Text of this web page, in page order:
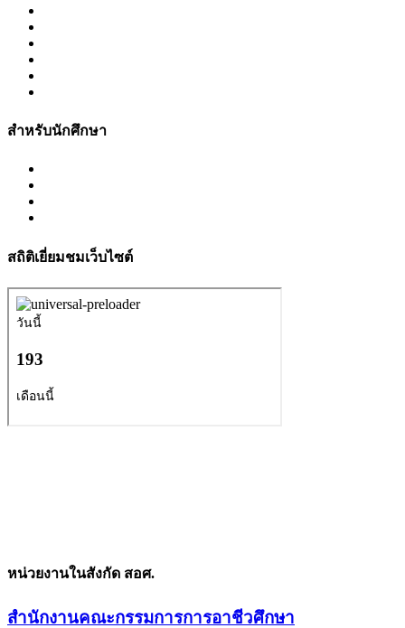
สำหรับนักศึกษา
สถิติเยี่ยมชมเว็บไซต์
หน่วยงานในสังกัด สอศ.
สำนักงานคณะกรรมการการอาชีวศึกษา